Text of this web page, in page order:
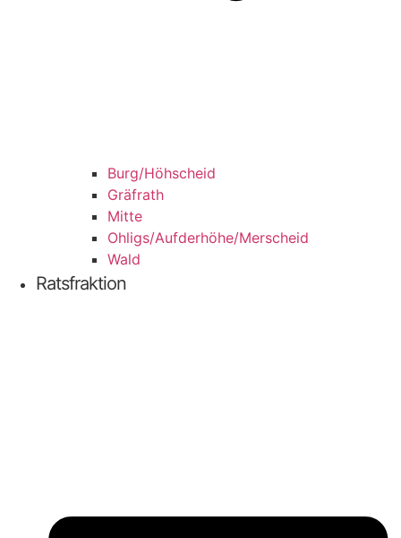
Burg/​Höhscheid
Grä­f­rath
Mit­te
Ohligs/​Aufderhöhe/​Merscheid
Wald
Ratsfraktion